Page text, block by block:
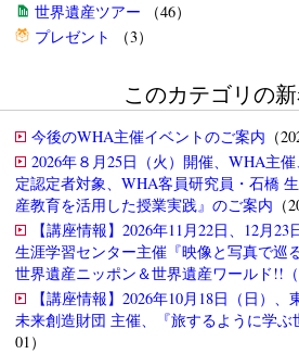
世界遺産ツアー （46）
プレゼント
（3）
このカテゴリの
今後のWHA主催イベントのご案内 （
2026年８月25日（火）開催、WHA主
定認定者対象、WHA客員研究員・石橋
産教育を活用した授業実践』のご案内 （
【講座情報】2026年11月22日、12月
生涯学習センター主催『映像と写真で巡
世界遺産ニッポン＆世界遺産ワールド!!（
【講座情報】2026年10月18日（日）
未来創造財団 主催、『旅するように学ぶ
01）